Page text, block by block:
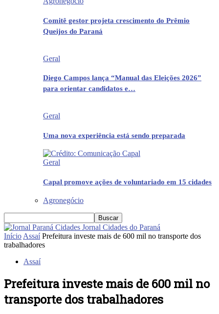
Comitê gestor projeta crescimento do Prêmio
Queijos do Paraná
Geral
Diego Campos lança “Manual das Eleições 2026”
para orientar candidatos e…
Geral
Uma nova experiência está sendo preparada
Geral
Capal promove ações de voluntariado em 15 cidades
Agronegócio
Jornal Cidades do Paraná
Início Assaí Prefeitura investe mais de 600 mil no transporte dos
trabalhadores
Assaí
Prefeitura investe mais de 600 mil no
transporte dos trabalhadores